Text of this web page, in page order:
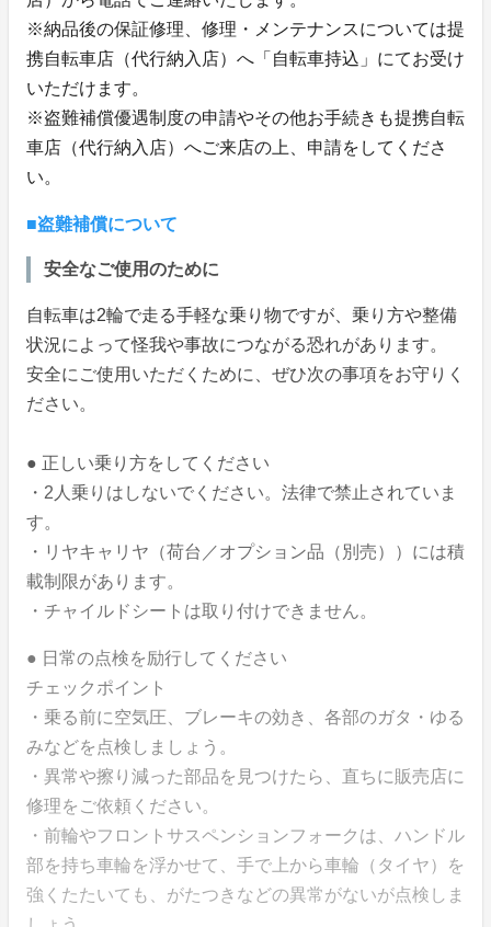
※納品後の保証修理、修理・メンテナンスについては提
携自転車店（代行納入店）へ「自転車持込」にてお受け
いただけます。
※盗難補償優遇制度の申請やその他お手続きも提携自転
車店（代行納入店）へご来店の上、申請をしてくださ
い。
■盗難補償について
安全なご使用のために
自転車は2輪で走る手軽な乗り物ですが、乗り方や整備
状況によって怪我や事故につながる恐れがあります。
安全にご使用いただくために、ぜひ次の事項をお守りく
ださい。
● 正しい乗り方をしてください
・2人乗りはしないでください。法律で禁止されていま
す。
・リヤキャリヤ（荷台／オプション品（別売））には積
載制限があります。
・チャイルドシートは取り付けできません。
● 日常の点検を励行してください
チェックポイント
・乗る前に空気圧、ブレーキの効き、各部のガタ・ゆる
みなどを点検しましょう。
・異常や擦り減った部品を見つけたら、直ちに販売店に
修理をご依頼ください。
・前輪やフロントサスペンションフォークは、ハンドル
部を持ち車輪を浮かせて、手で上から車輪（タイヤ）を
強くたたいても、がたつきなどの異常がないが点検しま